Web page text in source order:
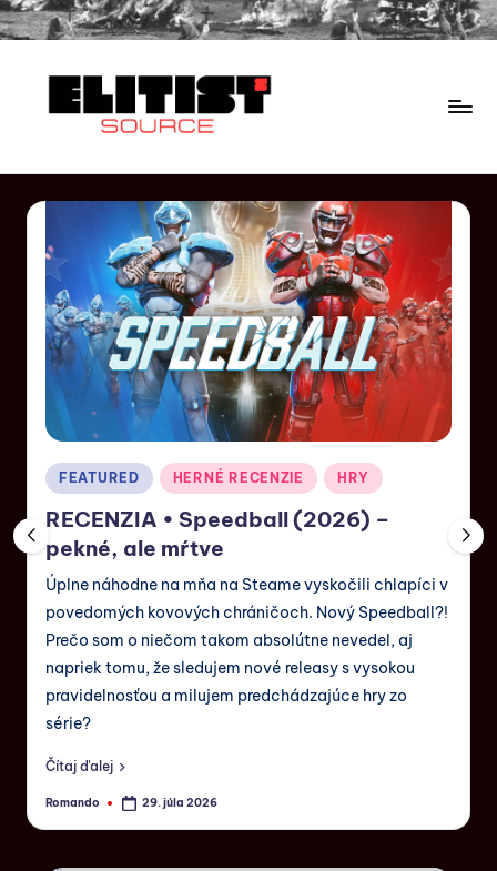
FEATURED HERNÉ RECENZIE HRY
RECENZIA • Speedball (2026) –
pekné, ale mŕtve
Úplne náhodne na mňa na Steame vyskočili chlapíci v
povedomých kovových chráničoch. Nový Speedball?!
Prečo som o niečom takom absolútne nevedel, aj
napriek tomu, že sledujem nové releasy s vysokou
pravidelnosťou a milujem predchádzajúce hry zo
série?
Čítaj ďalej
Romando 29. júla 2026